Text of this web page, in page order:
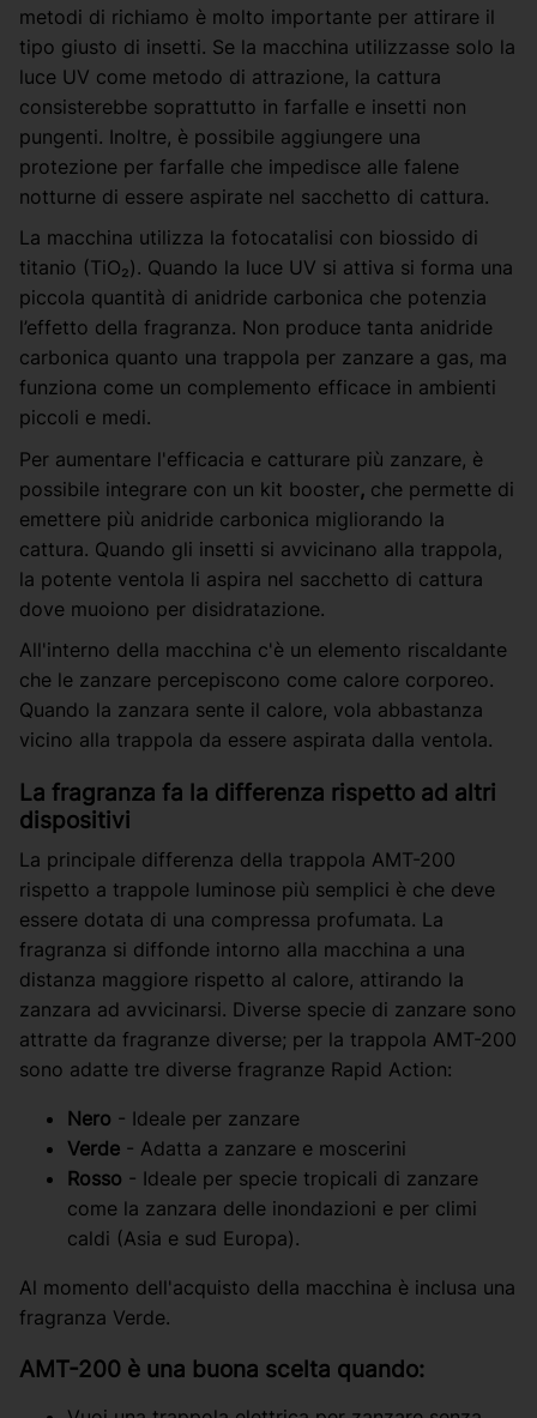
metodi di richiamo è molto importante per attirare il
tipo giusto di insetti. Se la macchina utilizzasse solo la
luce UV come metodo di attrazione, la cattura
consisterebbe soprattutto in farfalle e insetti non
pungenti. Inoltre, è possibile aggiungere una
protezione per farfalle che impedisce alle falene
notturne di essere aspirate nel sacchetto di cattura.
La macchina utilizza la fotocatalisi con biossido di
titanio (TiO₂). Quando la luce UV si attiva si forma una
piccola quantità di anidride carbonica che potenzia
l’effetto della fragranza. Non produce tanta anidride
carbonica quanto una trappola per zanzare a gas, ma
funziona come un complemento efficace in ambienti
piccoli e medi.
Per aumentare l'efficacia e catturare più zanzare, è
possibile integrare con un kit booster, che permette di
emettere più anidride carbonica migliorando la
cattura. Quando gli insetti si avvicinano alla trappola,
la potente ventola li aspira nel sacchetto di cattura
dove muoiono per disidratazione.
All'interno della macchina c'è un elemento riscaldante
che le zanzare percepiscono come calore corporeo.
Quando la zanzara sente il calore, vola abbastanza
vicino alla trappola da essere aspirata dalla ventola.
La fragranza fa la differenza rispetto ad altri
dispositivi
La principale differenza della trappola AMT-200
rispetto a trappole luminose più semplici è che deve
essere dotata di una compressa profumata. La
fragranza si diffonde intorno alla macchina a una
distanza maggiore rispetto al calore, attirando la
zanzara ad avvicinarsi. Diverse specie di zanzare sono
attratte da fragranze diverse; per la trappola AMT-200
sono adatte tre diverse fragranze Rapid Action:
Nero - Ideale per zanzare
Verde - Adatta a zanzare e moscerini
Rosso - Ideale per specie tropicali di zanzare
come la zanzara delle inondazioni e per climi
caldi (Asia e sud Europa).
Al momento dell'acquisto della macchina è inclusa una
fragranza Verde.
AMT-200 è una buona scelta quando: